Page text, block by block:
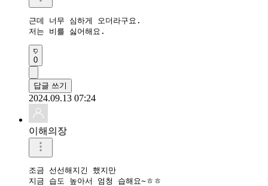
근데 너무 심하게 오더라구요.
저는 비를 싫어해요.
0
답글 쓰기
2024.09.13 07:24
이해의장
조금 선선해지긴 했지만
지금 습도 높아서 엄청 습해요~ㅎㅎ